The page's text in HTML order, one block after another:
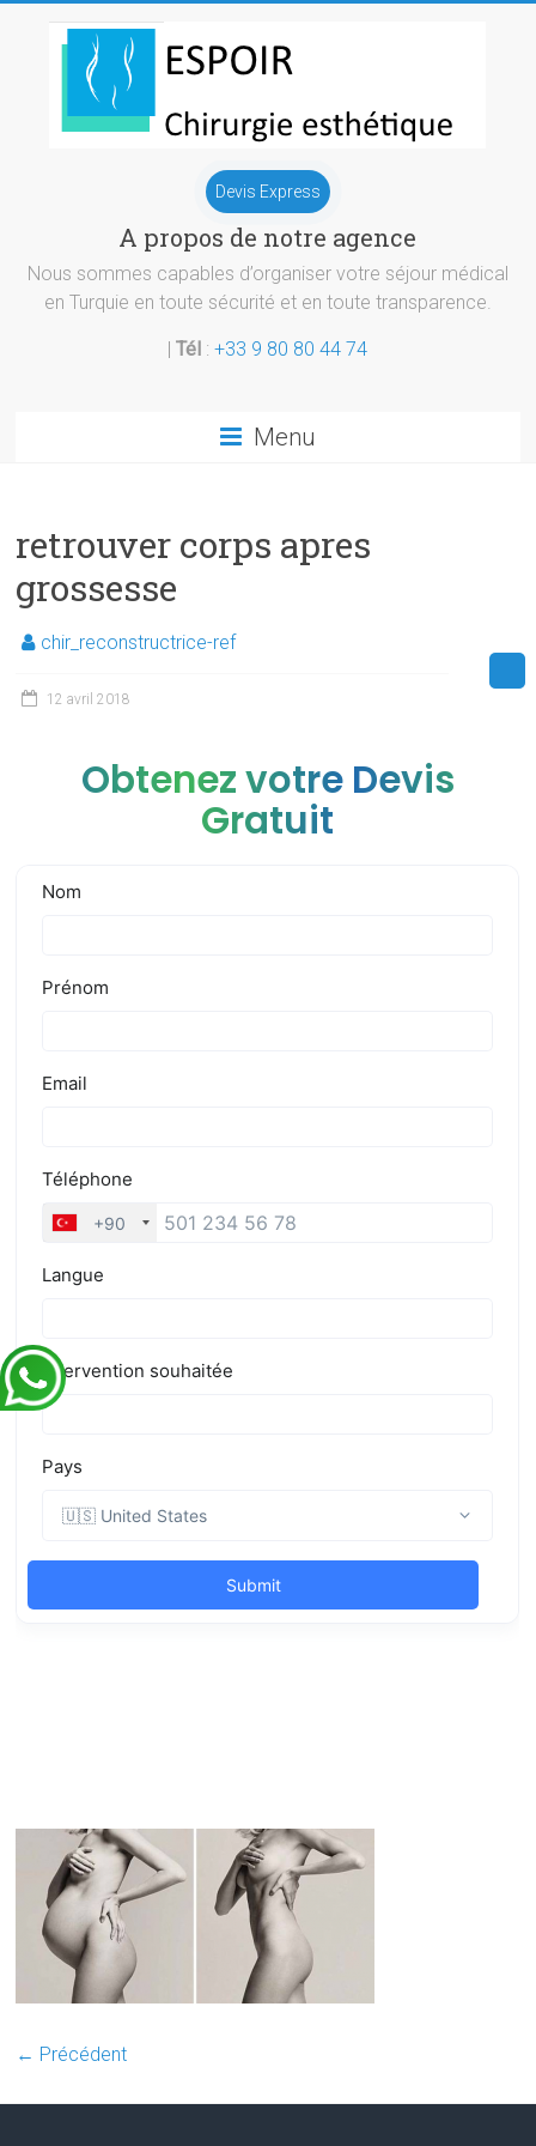
esthetique
Turquie
Devis Express
A propos de notre agence
Nous sommes capables d’organiser votre séjour médical
en Turquie en toute sécurité et en toute transparence.
|Tél :+33 9 80 80 44 74
Menu
retrouver corps apres
grossesse
chir_reconstructrice-ref
12 avril 2018
Obtenez votre Devis
Gratuit
← Précédent